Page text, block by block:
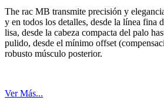
The rac MB transmite precisión y
y en todos los detalles, desde la línea fina
lisa, desde la cabeza compacta del palo
pulido, desde el mínimo offset
robusto músculo posterior.
Ver Más...